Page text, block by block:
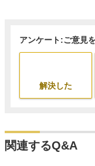
アンケート:ご意見
解決した
関連するQ&A